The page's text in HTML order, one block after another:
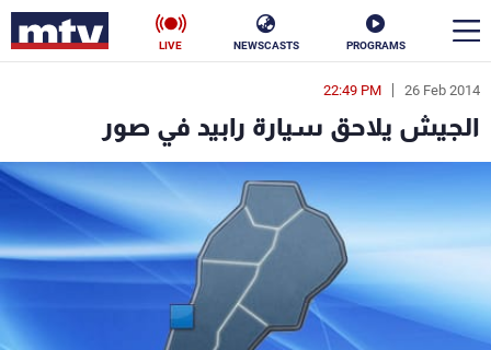
PROGRAMS
NEWSCASTS
LIVE
26 Feb 2014
22:49 PM
الجيش يلاحق سيارة رابيد في صور
en
الأخبار
سياسة ناس
إقتصاد فن
منوعات رياضة